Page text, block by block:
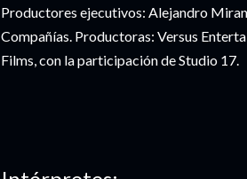
Productores ejecutivos: Alejandro
Compañías. Productoras: Versus
Films, con la participación de Studio 17.